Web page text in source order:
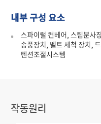
내부 구성 요소
스파이럴 컨베어, 스팀분사
송풍장치, 벨트 세척 장치,
텐션조절시스템
작동원리